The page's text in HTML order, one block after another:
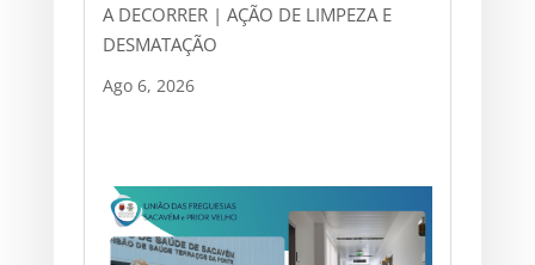
A DECORRER | AÇÃO DE LIMPEZA E
DESMATAÇÃO
Ago 6, 2026